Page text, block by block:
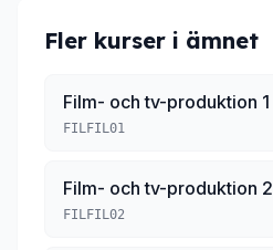
Fler kurser i ämnet
Film- och tv-produktion 1
FILFIL01
Film- och tv-produktion 2
FILFIL02